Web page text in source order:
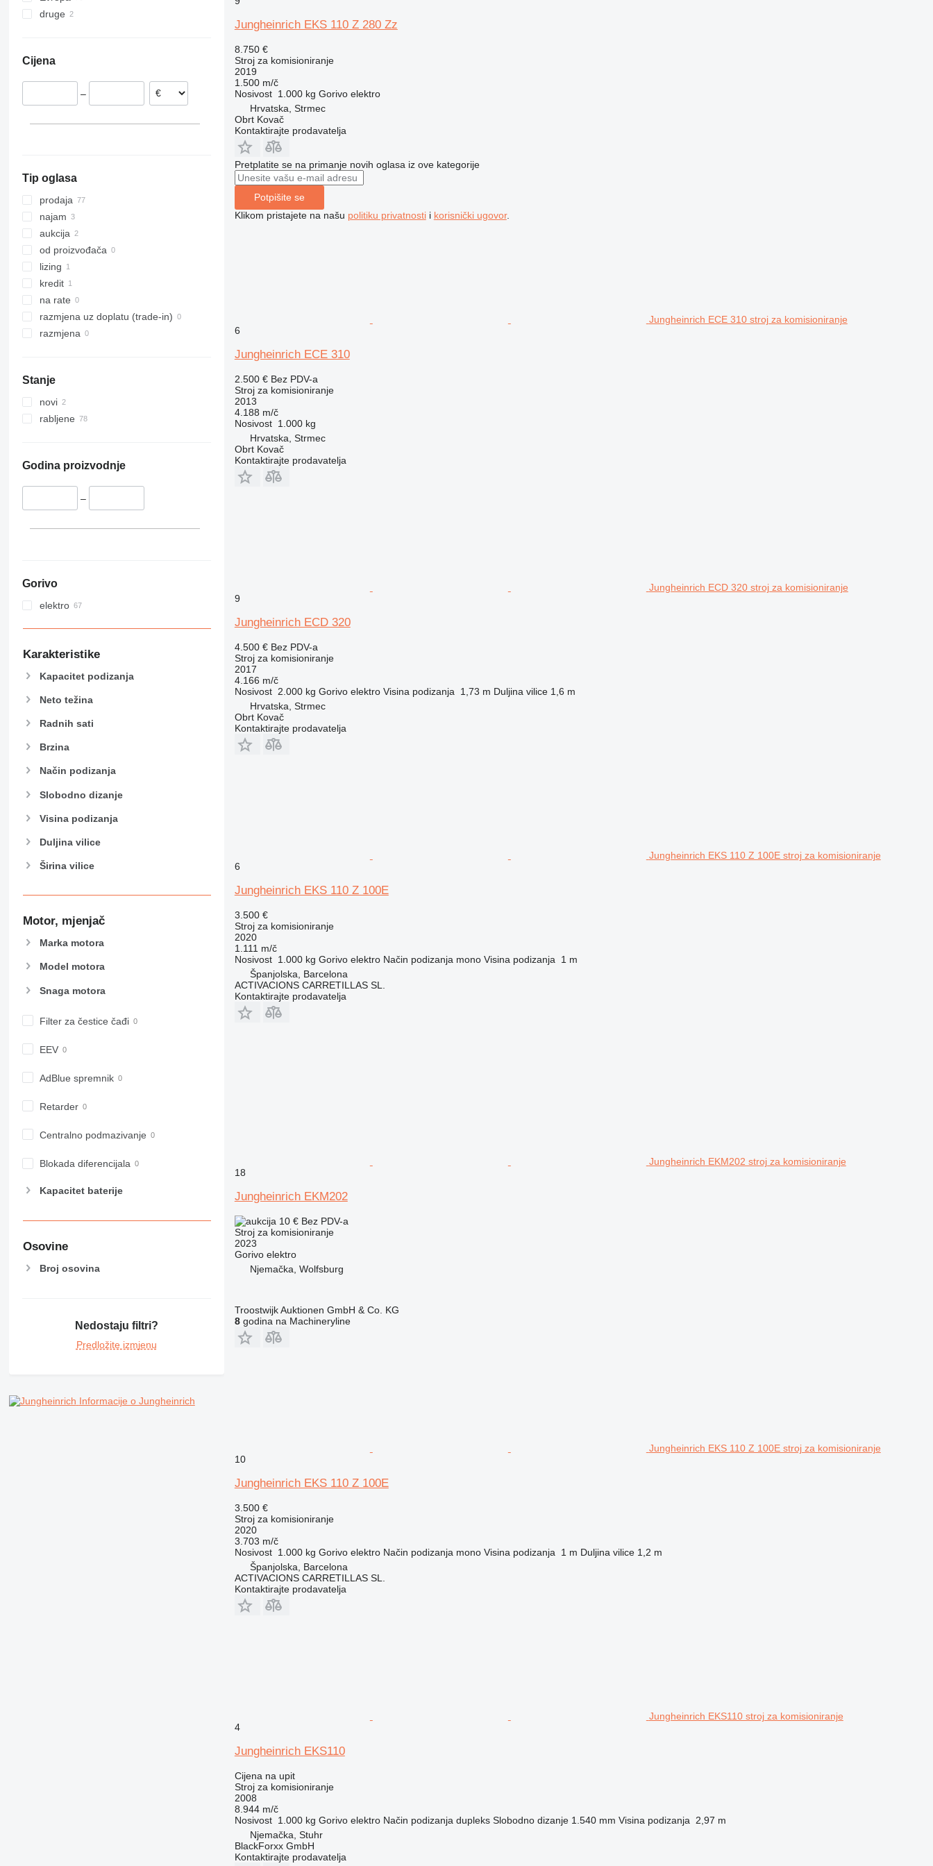
Nizozemska
Poljska
Češka
druge
Cijena
–
Tip oglasa
prodaja
najam
aukcija
od proizvođača
lizing
kredit
na rate
razmjena uz doplatu (trade-in)
razmjena
Stanje
novi
rabljene
Godina proizvodnje
–
Gorivo
elektro
Karakteristike
Kapacitet podizanja
Neto težina
Radnih sati
Brzina
Način podizanja
Slobodno dizanje
Visina podizanja
Duljina vilice
Širina vilice
Motor, mjenjač
Marka motora
Model motora
Snaga motora
Filter za čestice čađi
EEV
AdBlue spremnik
Retarder
Centralno podmazivanje
Blokada diferencijala
Kapacitet baterije
Osovine
Broj osovina
Nedostaju filtri?
Predložite izmjenu
Informacije o Jungheinrich
Jungheinrich EKS 110 Z 280 Zz
8.750 €
Stroj za komisioniranje
2019
1.500 m/č
Nosivost 1.000 kg Gorivo elektro
Hrvatska, Strmec
Obrt Kovač
Kontaktirajte prodavatelja
Pretplatite se na primanje novih oglasa iz ove kategorije
Potpišite se
Klikom pristajete na našu politiku privatnostii korisnički ugovor.
Jungheinrich ECE 310 stroj za komisioniranje
6
Jungheinrich ECE 310
2.500 € Bez PDV-a
Stroj za komisioniranje
2013
4.188 m/č
Nosivost 1.000 kg
Hrvatska, Strmec
Obrt Kovač
Kontaktirajte prodavatelja
Jungheinrich ECD 320 stroj za komisioniranje
9
Jungheinrich ECD 320
4.500 € Bez PDV-a
Stroj za komisioniranje
2017
4.166 m/č
Nosivost 2.000 kg Gorivo elektro Visina podizanja 1,73 m Duljina vilice 1,6 m
Hrvatska, Strmec
Obrt Kovač
Kontaktirajte prodavatelja
Jungheinrich EKS 110 Z 100E stroj za komisioniranje
6
Jungheinrich EKS 110 Z 100E
3.500 €
Stroj za komisioniranje
2020
1.111 m/č
Nosivost 1.000 kg Gorivo elektro Način podizanja mono Visina podizanja
1 m
Španjolska, Barcelona
ACTIVACIONS CARRETILLAS SL.
Kontaktirajte prodavatelja
Jungheinrich EKM202 stroj za komisioniranje
18
Jungheinrich EKM202
10 € Bez PDV-a
Stroj za komisioniranje
2023
Gorivo elektro
Njemačka, Wolfsburg
Troostwijk Auktionen GmbH & Co. KG
8godina na Machineryline
Jungheinrich EKS 110 Z 100E stroj za komisioniranje
10
Jungheinrich EKS 110 Z 100E
3.500 €
Stroj za komisioniranje
2020
3.703 m/č
Nosivost 1.000 kg Gorivo elektro Način podizanja mono Visina podizanja 1 m Duljina vilice 1,2 m
Španjolska, Barcelona
ACTIVACIONS CARRETILLAS SL.
Kontaktirajte prodavatelja
Jungheinrich EKS110 stroj za komisioniranje
4
Jungheinrich EKS110
Cijena na upit
Stroj za komisioniranje
2008
8.944 m/č
Nosivost 1.000 kg Gorivo elektro Način podizanja dupleks Slobodno dizanje 1.540 mm Visina podizanja
2,97 m
Njemačka, Stuhr
BlackForxx GmbH
Kontaktirajte prodavatelja